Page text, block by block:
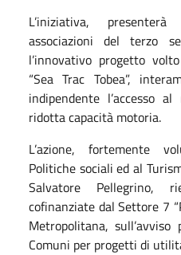
L’iniziativa,
associazioni del terzo
l’innovativo progetto
“Sea Trac Tobea”,
indipendente l’accesso
ridotta capacità motoria.
L’azione, fortemente
Politiche sociali ed al
Salvatore Pellegrino,
cofinanziate dal Settore 7
Metropolitana,
Comuni per progetti di